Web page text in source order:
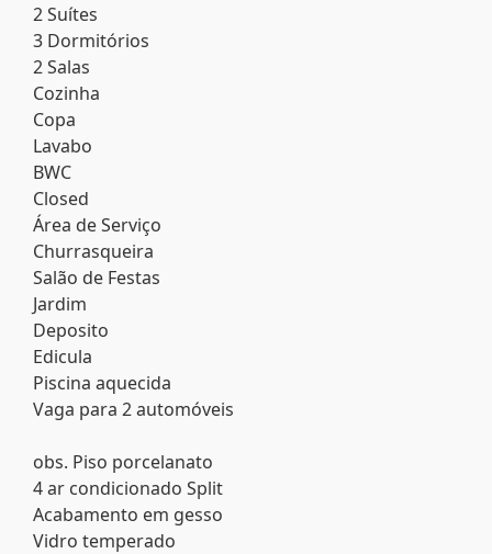
2 Suítes
3 Dormitórios
2 Salas
Cozinha
Copa
Lavabo
BWC
Closed
Área de Serviço
Churrasqueira
Salão de Festas
Jardim
Deposito
Edicula
Piscina aquecida
Vaga para 2 automóveis
obs. Piso porcelanato
4 ar condicionado Split
Acabamento em gesso
Vidro temperado